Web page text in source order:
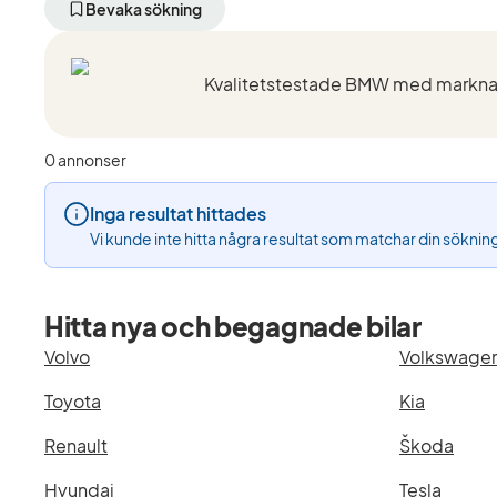
km
GT
Bevaka sökning
0 annonser
Inga resultat hittades
Vi kunde inte hitta några resultat som matchar din
Hitta nya och begagnade bilar
Volvo
Toyota
Kia
Renault
Škoda
Hyundai
Tesla